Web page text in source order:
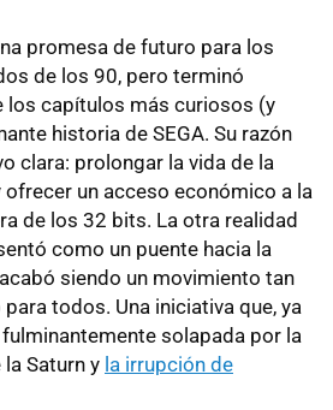
promesa de futuro para los
de los 90, pero terminó
los capítulos más curiosos (y
historia de SEGA. Su razón
clara: prolongar la vida de la
ofrecer un acceso económico a la
de los 32 bits. La otra realidad
como un puente hacia la
siendo un movimiento tan
todos. Una iniciativa que, ya
solapada por la
Saturn y la irrupción de